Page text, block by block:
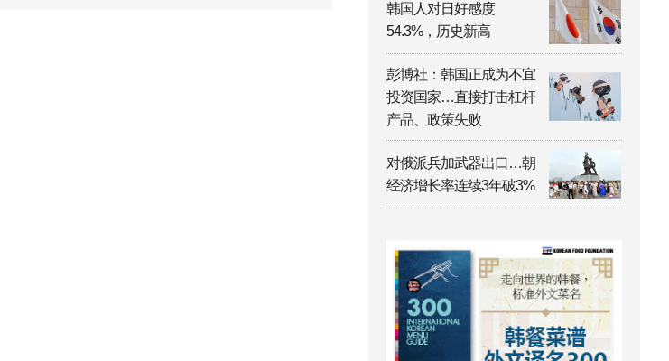
韩国人对日好感度
54.3%，历史新高
彭博社：韩国正成为不宜
投资国家…直接打击杠杆
产品、政策失败
对俄派兵加武器出口…朝
经济增长率连续3年破3%